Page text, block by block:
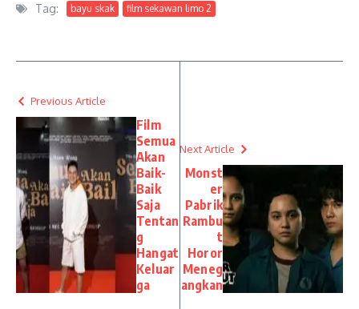
Tag: bayu skak film sekawan limo 2
Previous Article
Film
Semua
Akan
Baik-
Baik
Saja
Tentan
g
Hangat
Keluar
ga
Next Article
Monst
er
Pabrik
Rambu
t
Horor
Meneg
angkan